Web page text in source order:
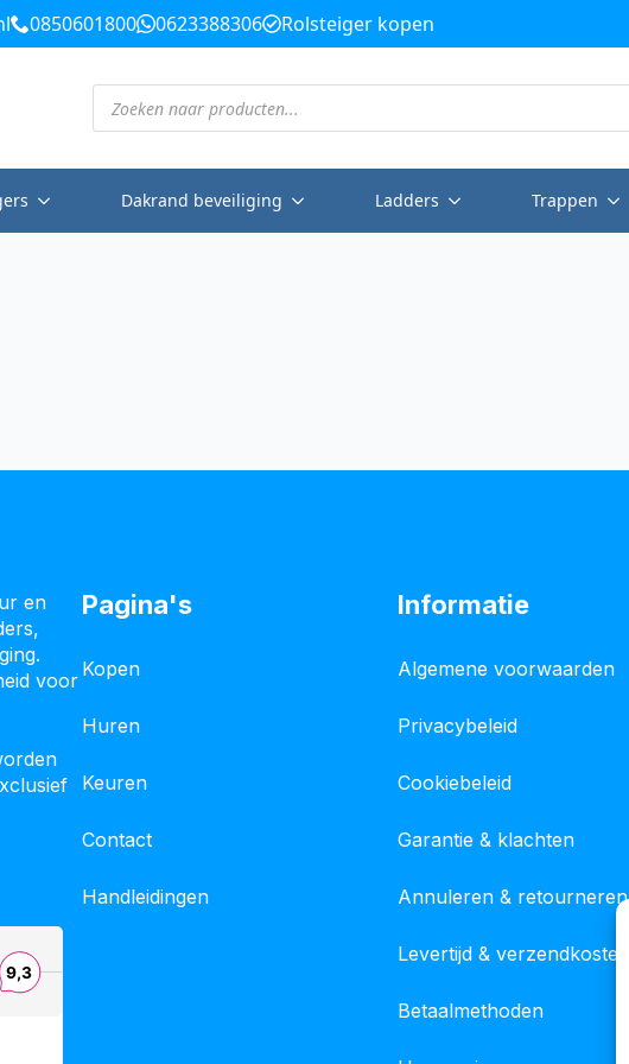
0850601800 0623388306 Rolsteiger kopen
Producten
zoeken
Dakrand beveiliging Ladders Trappen
en
voor
Pagina's
Kopen
Huren
Keuren
Contact
Handleidingen
Informatie
Algemene voorwaarden
Privacybeleid
Cookiebeleid
Garantie & klachten
Annuleren & retourneren
Levertijd & verzendkosten
Betaalmethoden